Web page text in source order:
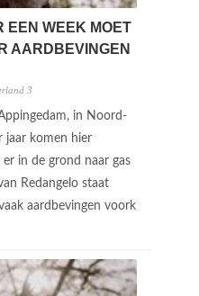
EEN WEEK MOET
AARDBEVINGEN
3
in Noord-
jaar komen hier
in de grond naar gas
Redangelo staat
aardbevingen voork